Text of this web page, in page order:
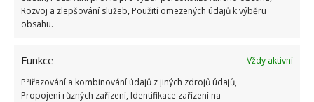
Rozvoj a zlepšování služeb, Použití omezených údajů k výběru
obsahu.
Funkce
Vždy aktivní
Přiřazování a kombinování údajů z jiných zdrojů údajů,
Propojení různých zařízení, Identifikace zařízení na